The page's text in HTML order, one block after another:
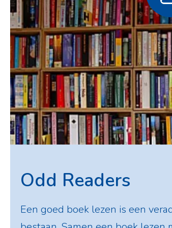
Odd Readers
Een goed boek lezen is een